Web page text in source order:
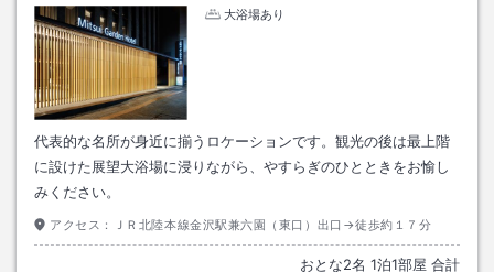
大浴場あり
代表的な名所が身近に揃うロケーションです。観光の後は最上階
に設けた展望大浴場に浸りながら、やすらぎのひとときをお愉し
みください。
アクセス： ＪＲ北陸本線金沢駅兼六園（東口）出口→徒歩約１７分
おとな2名 1泊1部屋 合計